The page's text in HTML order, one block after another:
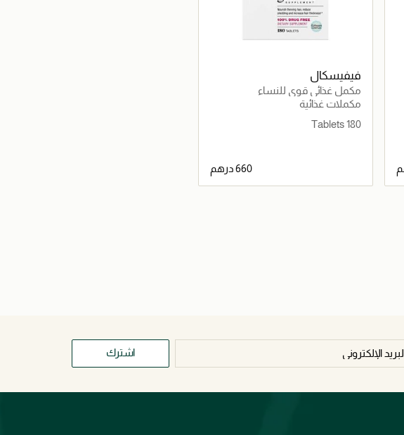
فيفيسكال
مكمل غذائي قوي للنساء
مكملات غذائية
180 Tablets
⁦660⁩ درهم
اشترك